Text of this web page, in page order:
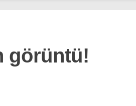
görüntü!